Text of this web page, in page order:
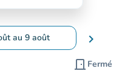
au 9 août
pour changer de
chevron_right
door_front Fermé